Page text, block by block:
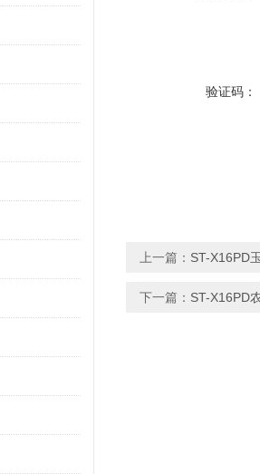
验证码：
上一篇： ST-X16PD
下一篇： ST-X16PD